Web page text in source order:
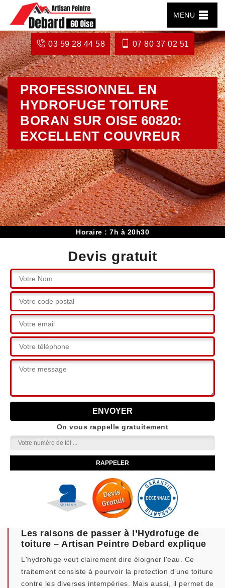
MENU
03 59 28 44 58 07 80 37 02 51
PROFESSIONNEL EN
HYDROFUGE TOITURE
BORAN SUR OISE 60820:
EXCELLENT COUVREUR
Horaire : 7h à 20h30
Devis gratuit
On vous rappelle gratuitement
Les raisons de passer à l’Hydrofuge de
toiture – Artisan Peintre Debard explique
L'hydrofuge veut clairement dire éloigner l'eau. Ce
traitement consiste à pourvoir la protection d’une toiture
contre les diverses intempéries. Mais aussi, il permet de